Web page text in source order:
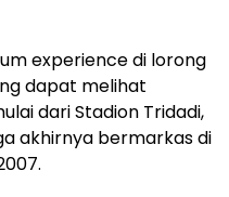
experience di lorong
dapat melihat
dari Stadion Tridadi,
akhirnya bermarkas di